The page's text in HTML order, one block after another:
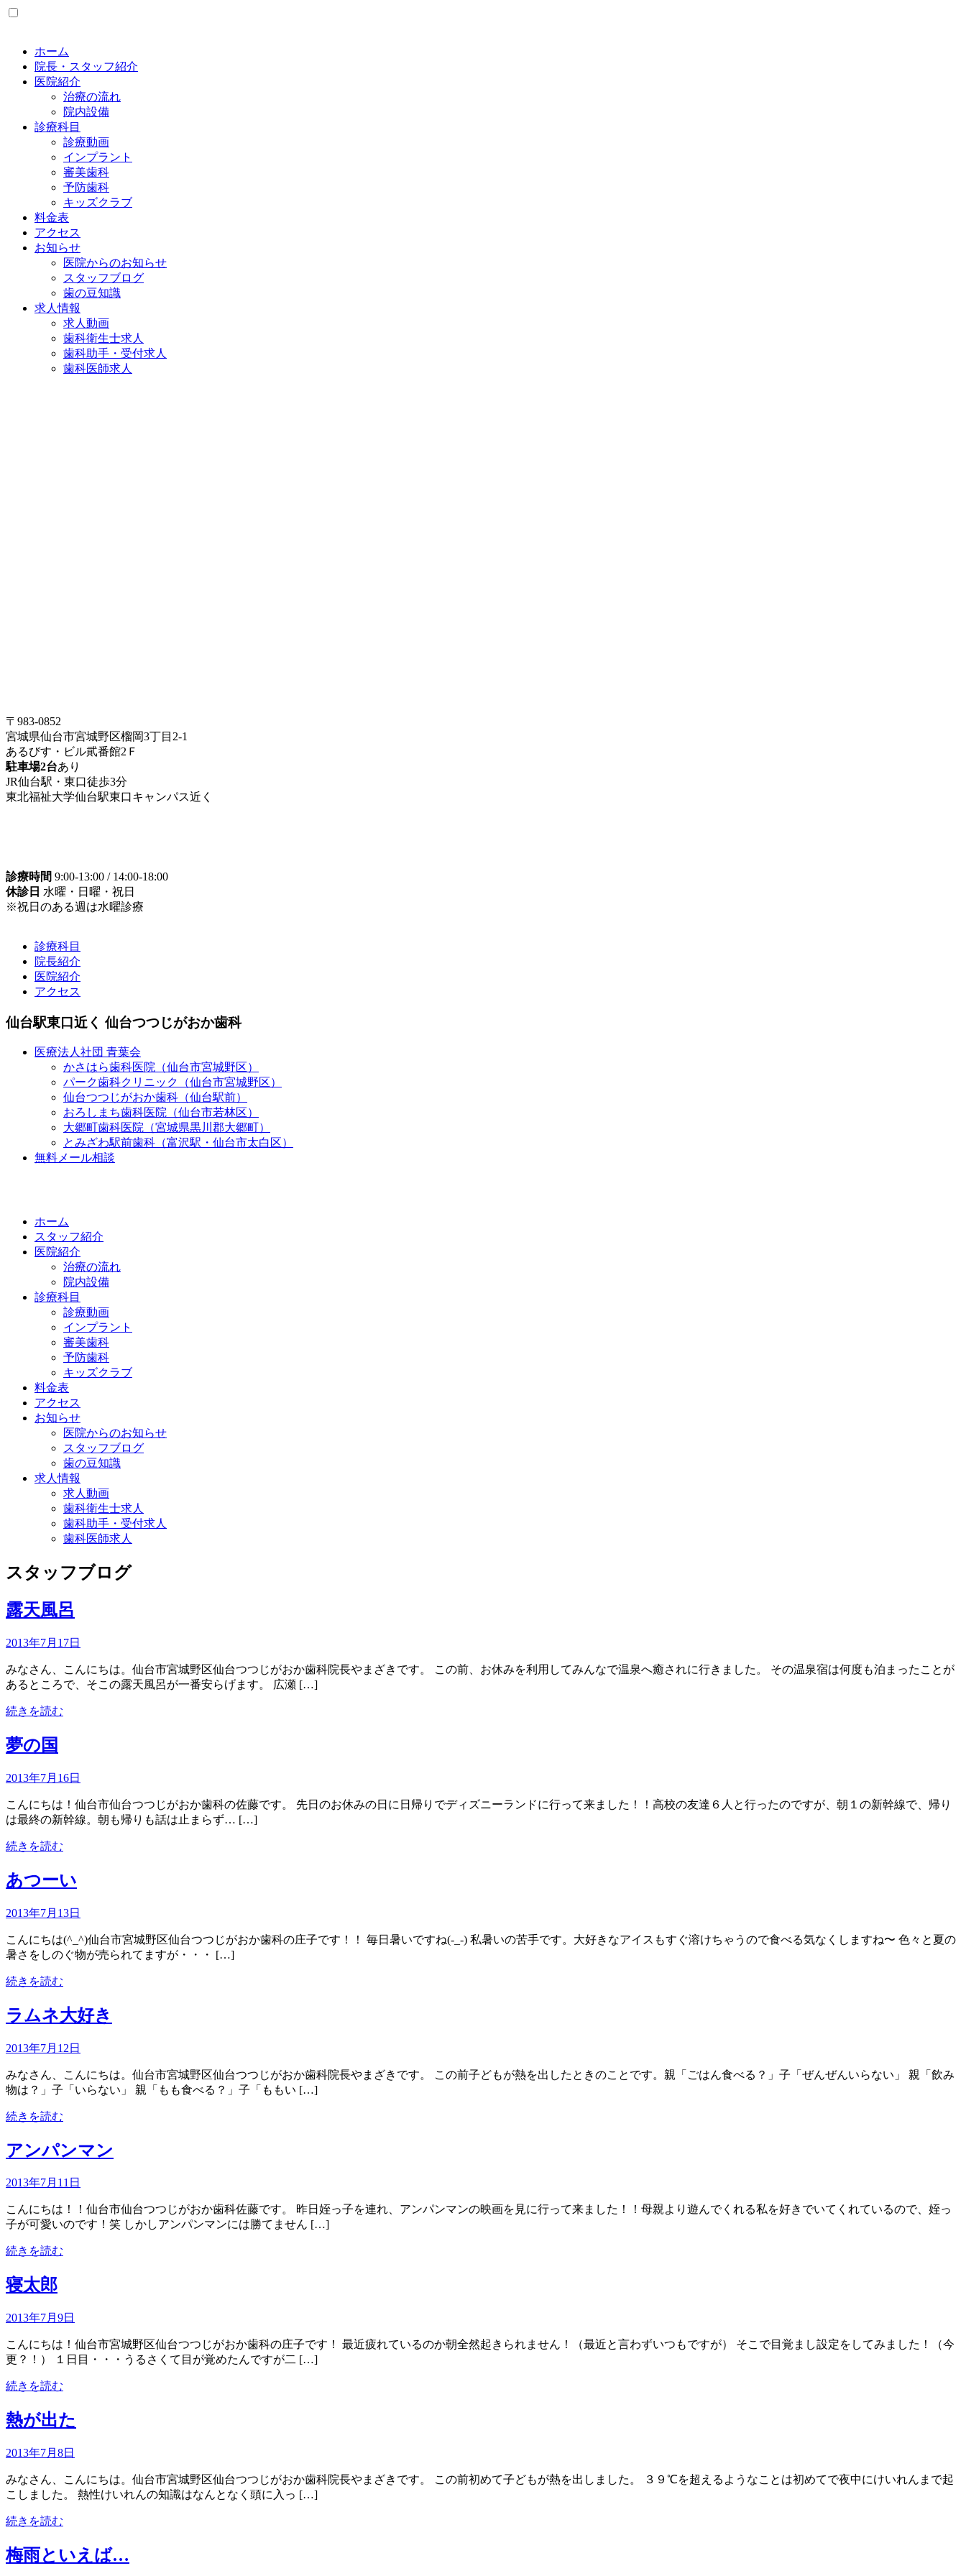
ホーム
院長・スタッフ紹介
医院紹介
治療の流れ
院内設備
診療科目
診療動画
インプラント
審美歯科
予防歯科
キッズクラブ
料金表
アクセス
お知らせ
医院からのお知らせ
スタッフブログ
歯の豆知識
求人情報
求人動画
歯科衛生士求人
歯科助手・受付求人
歯科医師求人
〒983-0852
宮城県仙台市宮城野区榴岡3丁目2-1
あるびす・ビル貮番館2Ｆ
駐車場2台あり
JR仙台駅・東口徒歩3分
東北福祉大学仙台駅東口キャンパス近く
診療時間 9:00-13:00 / 14:00-18:00
休診日 水曜・日曜・祝日
※祝日のある週は水曜診療
診療科目
院長紹介
医院紹介
アクセス
仙台駅東口近く 仙台つつじがおか歯科
医療法人社団 青葉会
かさはら歯科医院（仙台市宮城野区）
パーク歯科クリニック（仙台市宮城野区）
仙台つつじがおか歯科（仙台駅前）
おろしまち歯科医院（仙台市若林区）
大郷町歯科医院（宮城県黒川郡大郷町）
とみざわ駅前歯科（富沢駅・仙台市太白区）
無料メール相談
ホーム
スタッフ紹介
医院紹介
治療の流れ
院内設備
診療科目
診療動画
インプラント
審美歯科
予防歯科
キッズクラブ
料金表
アクセス
お知らせ
医院からのお知らせ
スタッフブログ
歯の豆知識
求人情報
求人動画
歯科衛生士求人
歯科助手・受付求人
歯科医師求人
スタッフブログ
露天風呂
2013年7月17日
みなさん、こんにちは。仙台市宮城野区仙台つつじがおか歯科院長やまざきです。 この前、お休みを利用してみんなで温泉へ癒されに行きました。 その温泉宿は何度も泊まったことが
あるところで、そこの露天風呂が一番安らげます。 広瀬 […]
続きを読む
夢の国
2013年7月16日
こんにちは！仙台市仙台つつじがおか歯科の佐藤です。 先日のお休みの日に日帰りでディズニーランドに行って来ました！！高校の友達６人と行ったのですが、朝１の新幹線で、帰り
は最終の新幹線。朝も帰りも話は止まらず… […]
続きを読む
あつーい
2013年7月13日
こんにちは(^_^)仙台市宮城野区仙台つつじがおか歯科の庄子です！！ 毎日暑いですね(-_-) 私暑いの苦手です。大好きなアイスもすぐ溶けちゃうので食べる気なくしますね〜 色々と夏の
暑さをしのぐ物が売られてますが・・・ […]
続きを読む
ラムネ大好き
2013年7月12日
みなさん、こんにちは。仙台市宮城野区仙台つつじがおか歯科院長やまざきです。 この前子どもが熱を出したときのことです。親「ごはん食べる？」子「ぜんぜんいらない」 親「飲み
物は？」子「いらない」 親「もも食べる？」子「ももい […]
続きを読む
アンパンマン
2013年7月11日
こんにちは！！仙台市仙台つつじがおか歯科佐藤です。 昨日姪っ子を連れ、アンパンマンの映画を見に行って来ました！！母親より遊んでくれる私を好きでいてくれているので、姪っ
子が可愛いのです！笑 しかしアンパンマンには勝てません […]
続きを読む
寝太郎
2013年7月9日
こんにちは！仙台市宮城野区仙台つつじがおか歯科の庄子です！ 最近疲れているのか朝全然起きられません！（最近と言わずいつもですが） そこで目覚まし設定をしてみました！（今
更？！） １日目・・・うるさくて目が覚めたんですが二 […]
続きを読む
熱が出た
2013年7月8日
みなさん、こんにちは。仙台市宮城野区仙台つつじがおか歯科院長やまざきです。 この前初めて子どもが熱を出しました。 ３９℃を超えるようなことは初めてで夜中にけいれんまで起
こしました。 熱性けいれんの知識はなんとなく頭に入っ […]
続きを読む
梅雨といえば…